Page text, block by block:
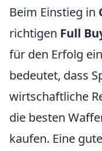
Beim Einstieg in
richtigen Full
für den Erfolg
bedeutet, dass
wirtschaftliche
die besten
kaufen. Eine